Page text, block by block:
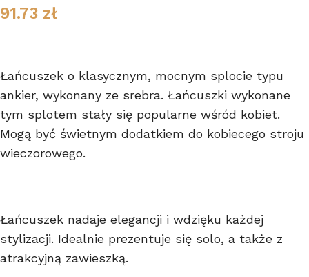
91.73 zł
Łańcuszek o klasycznym, mocnym splocie typu
ankier, wykonany ze srebra. Łańcuszki wykonane
tym splotem stały się popularne wśród kobiet.
Mogą być świetnym dodatkiem do kobiecego stroju
wieczorowego.
Łańcuszek nadaje elegancji i wdzięku każdej
stylizacji. Idealnie prezentuje się solo, a także z
atrakcyjną zawieszką.